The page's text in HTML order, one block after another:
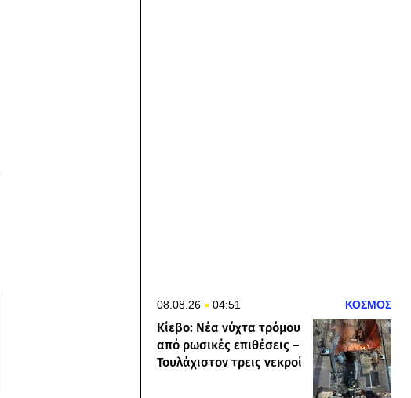
08.08.26 04:51 ΚΟΣΜΟΣ
Κίεβο: Νέα νύχτα τρόμου
από ρωσικές επιθέσεις –
Τουλάχιστον τρεις νεκροί